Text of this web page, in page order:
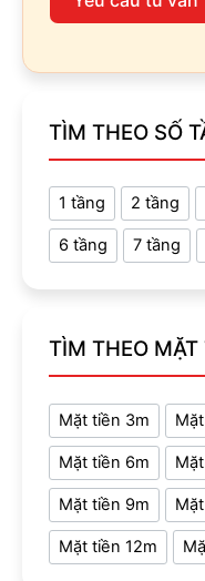
TÌM THEO SỐ
1 tầng 2 tầng
6 tầng 7 tầng
TÌM THEO MẶT
Mặt tiền 3m
Mặt tiền 6m
Mặt tiền 9m
Mặt tiền 12m